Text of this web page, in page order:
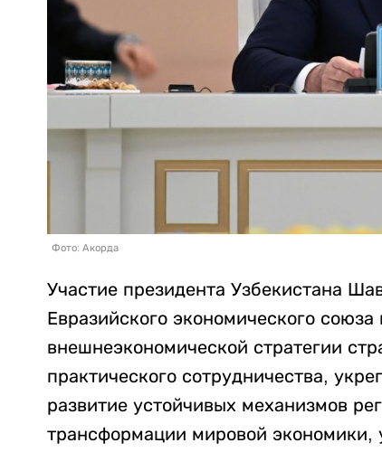
Фото: Акорда
Участие президента Узбекистана
Евразийского экономического
внешнеэкономической стратегии
практического сотрудничества,
развитие устойчивых механизмов
трансформации мировой экономики,